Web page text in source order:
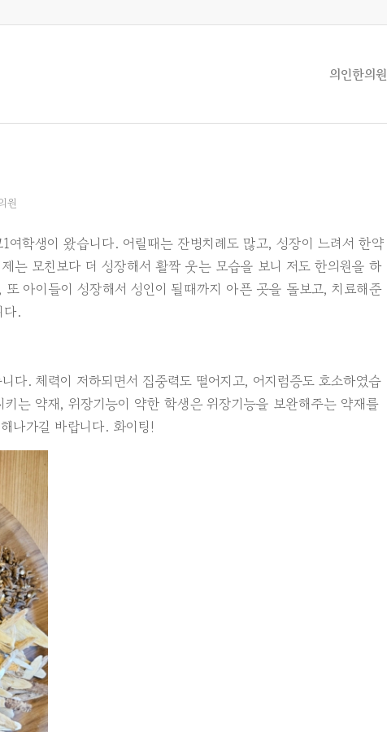
의인한의원
원
학생이 왔습니다. 어릴때는 잔병치례도 많고, 성장이 느려서 한약
는 모친보다 더 성장해서 활짝 웃는 모습을 보니 저도 한의원을 하
아이들이 성장해서 성인이 될때까지 아픈 곳을 돌보고, 치료해준
다.
다. 체력이 저하되면서 집중력도 떨어지고, 어지럼증도 호소하였습
는 약재, 위장기능이 약한 학생은 위장기능을 보완해주는 약재를
나가길 바랍니다. 화이팅!